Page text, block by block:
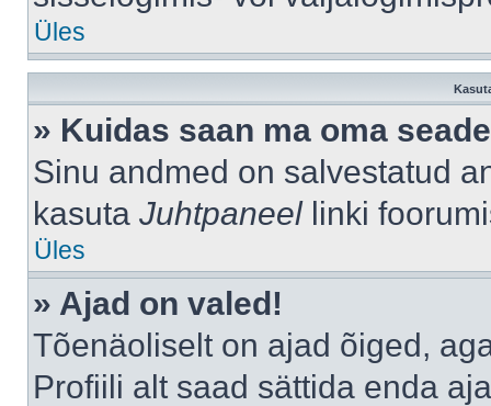
Üles
» Kuidas saan ma oma
Sinu andmed on salvestatud
kasuta Juhtpaneellinki
Üles
» Ajad on valed!
Tõenäoliselt on ajad õiged,
Profiili alt saad sättida enda